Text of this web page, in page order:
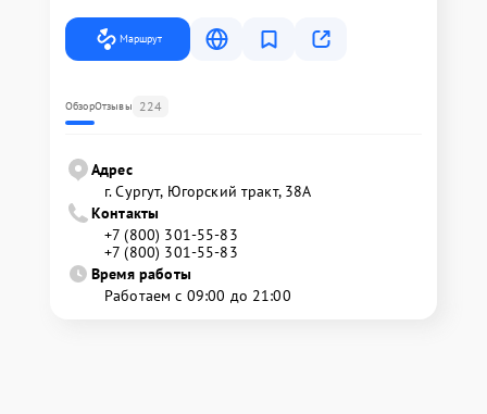
Маршрут
ОбзорОтзывы 224
Адрес
г. Сургут, Югорский тракт, 38А
Контакты
+7 (800) 301-55-83
+7 (800) 301-55-83
Время работы
Работаем с 09:00 до 21:00